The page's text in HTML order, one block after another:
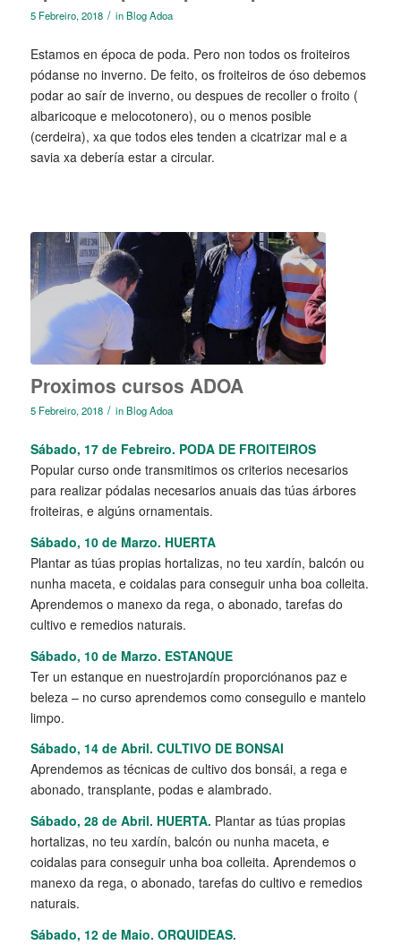
5 Febreiro, 2018 / inBlog Adoa
Estamos en época de poda. Pero non todos os froiteiros
pódanse no inverno. De feito, os froiteiros de óso debemos
podar ao saír de inverno, ou despues de recoller o froito (
albaricoque e melocotonero), ou o menos posible
(cerdeira), xa que todos eles tenden a cicatrizar mal e a
savia xa debería estar a circular.
Proximos cursos ADOA
5 Febreiro, 2018 / inBlog Adoa
Sábado, 17 de Febreiro. PODA DE FROITEIROS
Popular curso onde transmitimos os criterios necesarios
para realizar pódalas necesarios anuais das túas árbores
froiteiras, e algúns ornamentais.
Sábado, 10 de Marzo. HUERTA
Plantar as túas propias hortalizas, no teu xardín, balcón ou
nunha maceta, e coidalas para conseguir unha boa colleita.
Aprendemos o manexo da rega, o abonado, tarefas do
cultivo e remedios naturais.
Sábado, 10 de Marzo. ESTANQUE
Ter un estanque en nuestrojardín proporciónanos paz e
beleza – no curso aprendemos como conseguilo e mantelo
limpo.
Sábado, 14 de Abril. CULTIVO DE BONSAI
Aprendemos as técnicas de cultivo dos bonsái, a rega e
abonado, transplante, podas e alambrado.
Sábado, 28 de Abril. HUERTA. Plantar as túas propias
hortalizas, no teu xardín, balcón ou nunha maceta, e
coidalas para conseguir unha boa colleita. Aprendemos o
manexo da rega, o abonado, tarefas do cultivo e remedios
naturais.
Sábado, 12 de Maio. ORQUIDEAS.